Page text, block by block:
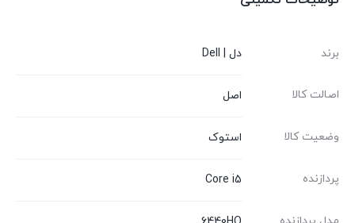
برند دل | Dell
اصالت کالا اصل
وضعیت کالا استوک
پردازنده Core i5